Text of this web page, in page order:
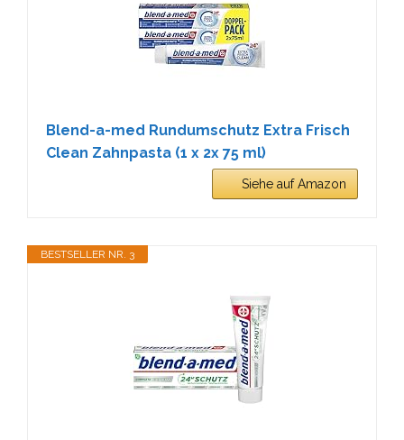
Blend-a-med Rundumschutz Extra Frisch
Clean Zahnpasta (1 x 2x 75 ml)
Siehe auf Amazon
BESTSELLER NR. 3